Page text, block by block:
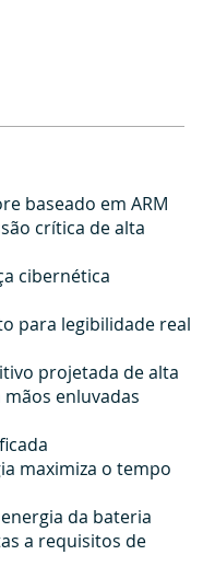
baseado em ARM
crítica de alta
cibernética
para legibilidade real
projetada de alta
enluvadas
maximiza o tempo
da bateria
a requisitos de